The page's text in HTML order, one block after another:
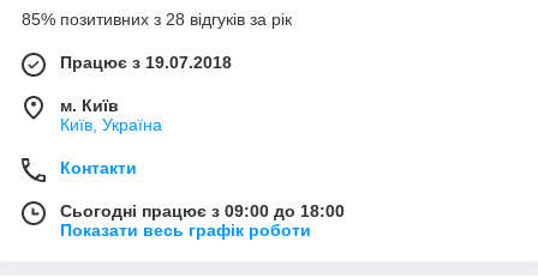
85% позитивних з 28 відгуків за рік
Працює з 19.07.2018
м. Київ
Київ, Україна
Контакти
Сьогодні працює з 09:00 до 18:00
Показати весь графік роботи